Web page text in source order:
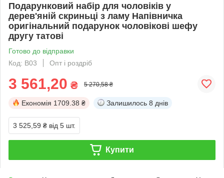
Подарунковий набір для чоловіків у
дерев'яній скриньці з ламу Напівничка
оригінальний подарунок чоловікові шефу
другу татові
Готово до відправки
Код: B03
Опт і роздріб
3 561,20 ₴ 5 270,58 ₴
Економія 1709.38 ₴ Залишилось 8 днів
3 525,59 ₴ від 5 шт.
Купити